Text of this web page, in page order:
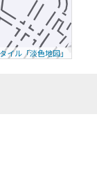
イル「淡色地図」